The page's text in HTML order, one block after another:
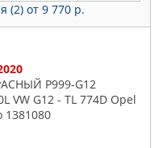
(2) от 9 770 р.
P999-G12
VW G12 - TL 774D Opel
1381080